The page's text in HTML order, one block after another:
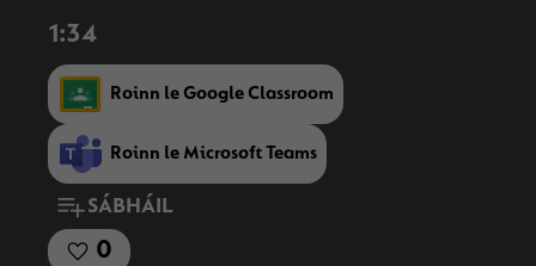
1:34
Roinn le Google Classroom
Roinn le Microsoft Teams
SÁBHÁIL
0